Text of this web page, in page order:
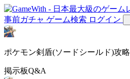
事前ガチャ ゲーム検索 ログイン
ポケモン剣盾(ソードシールド)攻略
掲示板Q&A